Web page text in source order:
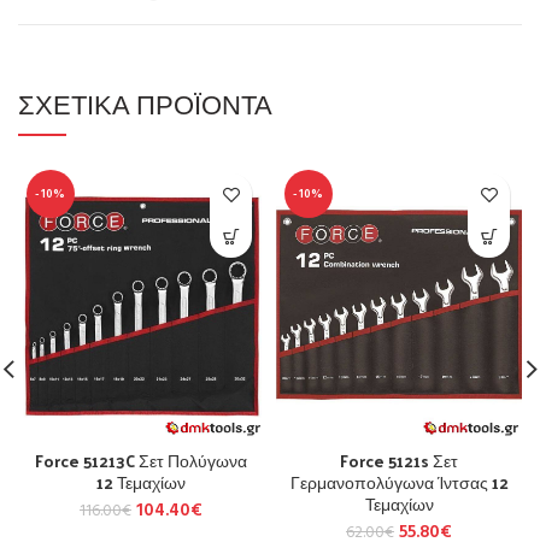
ΣΧΕΤΙΚΆ ΠΡΟΪΌΝΤΑ
-10%
Force 51213C Σετ Πολύγωνα
12 Τεμαχίων
116.00€104.40€
-10%
Force 5121s Σετ
Γερμανοπολύγωνα Ίντσας 12
Τεμαχίων
62.00€55.80€